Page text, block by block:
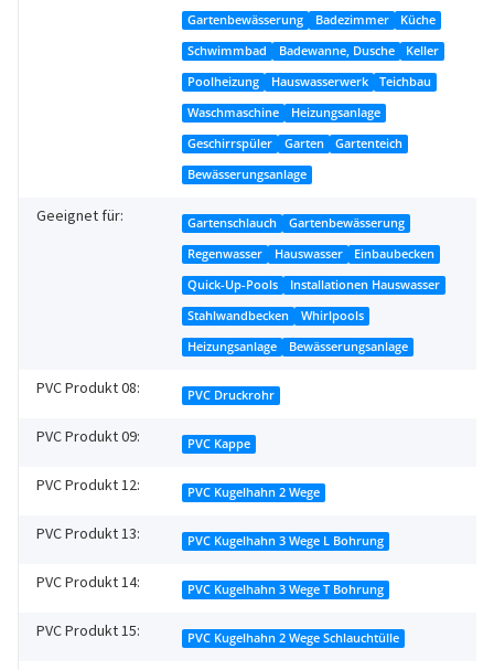
Gartenbewässerung
Badezimmer
Küche
Schwimmbad
Badewanne, Dusche
Keller
Poolheizung
Hauswasserwerk
Teichbau
Waschmaschine
Heizungsanlage
Geschirrspüler
Garten
Gartenteich
Bewässerungsanlage
Geeignet für: Gartenschlauch
Gartenbewässerung
Regenwasser
Hauswasser
Einbaubecken
Quick-Up-Pools
Installationen Hauswasser
Stahlwandbecken
Whirlpools
Heizungsanlage
Bewässerungsanlage
PVC Produkt 08: PVC Druckrohr
PVC Produkt 09: PVC Kappe
PVC Produkt 12: PVC Kugelhahn 2 Wege
PVC Produkt 13: PVC Kugelhahn 3 Wege L Bohrung
PVC Produkt 14: PVC Kugelhahn 3 Wege T Bohrung
PVC Produkt 15: PVC Kugelhahn 2 Wege Schlauchtülle